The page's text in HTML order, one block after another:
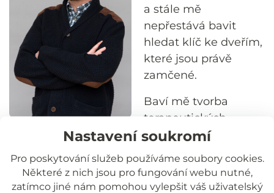
Nastavení soukromí
Pro poskytování služeb používáme soubory cookies.
Některé z nich jsou pro fungování webu nutné,
zatímco jiné nám pomohou vylepšit váš uživatelský
a stále mě
nepřestává bavit
hledat klíč ke dveřím,
které jsou právě
zamčené.
Baví mě tvorba
terapeutických
příběhů a aktuálně se vzdělávám v terapii
také filiální terapii a metodu Theraplay, abych
mohl do své práce vnášet ještě více hravosti,